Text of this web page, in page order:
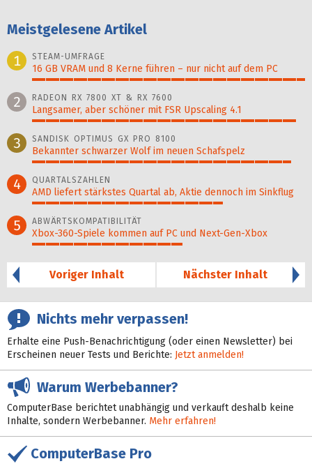
Meistgelesene Artikel
1
STEAM-UMFRAGE
16 GB VRAM und 8 Kerne führen – nur nicht auf dem PC
100%
2 RADEON RX 7800 XT & RX 7600
Langsamer, aber schöner mit FSR Upscaling 4.1
97%
3 SANDISK OPTIMUS GX PRO 8100
Bekannter schwarzer Wolf im neuen Schafspelz
95%
4 QUARTALSZAHLEN
AMD liefert stärkstes Quartal ab, Aktie dennoch im Sinkflug
70%
5 ABWÄRTSKOMPATIBILITÄT
Xbox-360-Spiele kommen auf PC und Next-Gen-Xbox
55%
Voriger Inhalt
Nächster Inhalt
Nichts mehr verpassen!
Erhalte eine Push-Benachrichtigung (oder einen Newsletter) bei
Erscheinen neuer Tests und Berichte: Jetzt anmelden!
Warum Werbebanner?
ComputerBase berichtet unabhängig und verkauft deshalb keine
Inhalte, sondern Werbebanner. Mehr erfahren!
ComputerBase Pro